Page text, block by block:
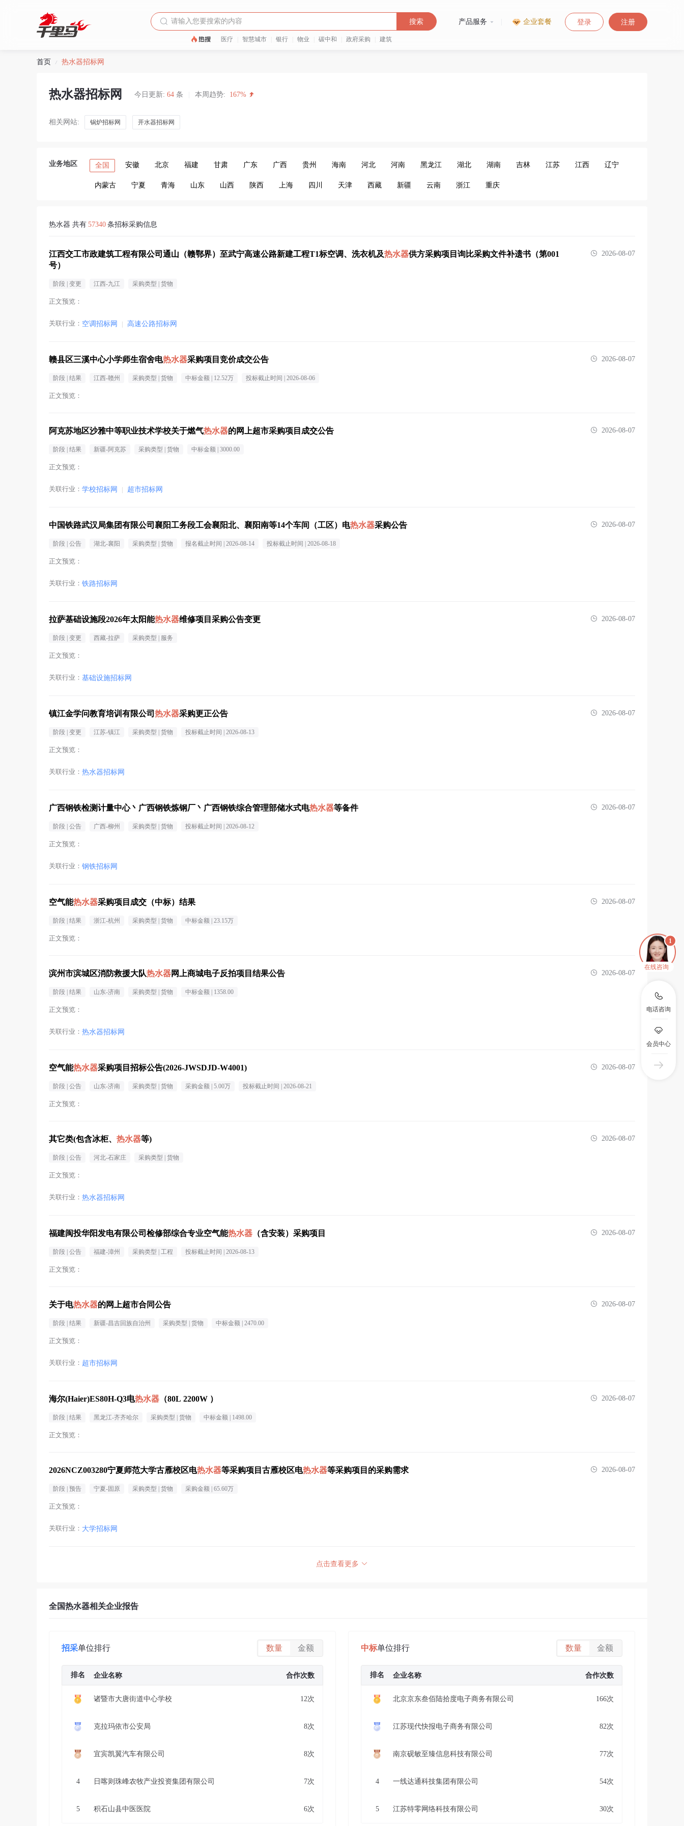
搜索
医疗 智慧城市 银行 物业 碳中和 政府采购 建筑
产品服务 企业套餐 登录 注册
在线咨询
电话咨询
会员中心
首页 / 热水器招标网
热水器招标网 今日更新: 64 条 本周趋势: 167%
相关网站: 锅炉招标网 开水器招标网
业务地区 全国 安徽 北京 福建 甘肃 广东 广西 贵州 海南 河北 河南 黑龙江 湖北 湖南 吉林 江苏 江西 辽宁
内蒙古 宁夏 青海 山东 山西 陕西 上海 四川 天津 西藏 新疆 云南 浙江 重庆
热水器 共有 57340 条招标采购信息
江西交工市政建筑工程有限公司通山（赣鄂界）至武宁高速公路新建工程T1标空调、洗衣机及热水器供方采购项目询比采购文件补遗书（第001
号）
阶段 | 变更 江西-九江 采购类型 | 货物
正文预览：
关联行业： 空调招标网 | 高速公路招标网
2026-08-07
赣县区三溪中心小学师生宿舍电热水器采购项目竞价成交公告
阶段 | 结果 江西-赣州 采购类型 | 货物 中标金额 | 12.52万 投标截止时间 | 2026-08-06
正文预览：
2026-08-07
阿克苏地区沙雅中等职业技术学校关于燃气热水器的网上超市采购项目成交公告
阶段 | 结果 新疆-阿克苏 采购类型 | 货物 中标金额 | 3000.00
正文预览：
关联行业： 学校招标网 | 超市招标网
2026-08-07
中国铁路武汉局集团有限公司襄阳工务段工会襄阳北、襄阳南等14个车间（工区）电热水器采购公告
阶段 | 公告 湖北-襄阳 采购类型 | 货物 报名截止时间 | 2026-08-14 投标截止时间 | 2026-08-18
正文预览：
关联行业： 铁路招标网
2026-08-07
拉萨基础设施段2026年太阳能热水器维修项目采购公告变更
阶段 | 变更 西藏-拉萨 采购类型 | 服务
正文预览：
关联行业： 基础设施招标网
2026-08-07
镇江金学问教育培训有限公司 热水器采购更正公告
阶段 | 变更 江苏-镇江 采购类型 | 货物 投标截止时间 | 2026-08-13
正文预览：
关联行业： 热水器招标网
2026-08-07
广西钢铁检测计量中心丶广西钢铁炼钢厂丶广西钢铁综合管理部储水式电热水器等备件
阶段 | 公告 广西-柳州 采购类型 | 货物 投标截止时间 | 2026-08-12
正文预览：
关联行业： 钢铁招标网
2026-08-07
空气能热水器采购项目成交（中标）结果
阶段 | 结果 浙江-杭州 采购类型 | 货物 中标金额 | 23.15万
正文预览：
2026-08-07
滨州市滨城区消防救援大队热水器网上商城电子反拍项目结果公告
阶段 | 结果 山东-济南 采购类型 | 货物 中标金额 | 1358.00
正文预览：
关联行业： 热水器招标网
2026-08-07
空气能热水器采购项目招标公告(2026-JWSDJD-W4001)
阶段 | 公告 山东-济南 采购类型 | 货物 采购金额 | 5.00万 投标截止时间 | 2026-08-21
正文预览：
2026-08-07
其它类(包含冰柜、 热水器等)
阶段 | 公告 河北-石家庄 采购类型 | 货物
正文预览：
关联行业： 热水器招标网
2026-08-07
福建闽投华阳发电有限公司检修部综合专业空气能热水器 （含安装）采购项目
阶段 | 公告 福建-漳州 采购类型 | 工程 投标截止时间 | 2026-08-13
正文预览：
2026-08-07
关于电热水器的网上超市合同公告
阶段 | 结果 新疆-昌吉回族自治州 采购类型 | 货物 中标金额 | 2470.00
正文预览：
关联行业： 超市招标网
2026-08-07
海尔(Haier)ES80H-Q3电热水器 （80L 2200W ）
阶段 | 结果 黑龙江-齐齐哈尔 采购类型 | 货物 中标金额 | 1498.00
正文预览：
2026-08-07
2026NCZ003280宁夏师范大学古雁校区电热水器等采购项目古雁校区电热水器等采购项目的采购需求
阶段 | 预告 宁夏-固原 采购类型 | 货物 采购金额 | 65.60万
正文预览：
关联行业： 大学招标网
2026-08-07
点击查看更多
全国热水器相关企业报告
招采单位排行 数量 金额
排名 企业名称 合作次数
诸暨市大唐街道中心学校 12次
克拉玛依市公安局 8次
宜宾凯翼汽车有限公司 8次
4 日喀则珠峰农牧产业投资集团有限公司 7次
5 积石山县中医医院 6次
中标单位排行 数量 金额
排名 企业名称 合作次数
北京京东叁佰陆拾度电子商务有限公司 166次
江苏现代快报电子商务有限公司 82次
南京砚敏至臻信息科技有限公司 77次
4 一线达通科技集团有限公司 54次
5 江苏特零网络科技有限公司 30次